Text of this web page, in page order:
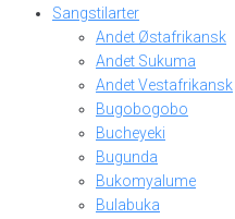
Sangstilarter
Andet Østafrikansk
Andet Sukuma
Andet Vestafrikansk
Bugobogobo
Bucheyeki
Bugunda
Bukomyalume
Bulabuka